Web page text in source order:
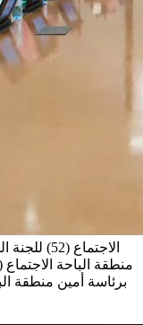
الاجتماع (52) للجنة التنفيذية لمعالجة التشوه البصري
برئاسة أمين منطقة